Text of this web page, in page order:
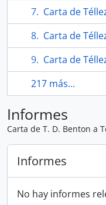
Carta de
Carta de Téllez
Carta de
217 más...
Informes
Carta de T. D. Benton a
Informes
No hay informes